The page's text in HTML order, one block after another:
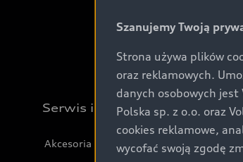
Serwis i akcesoria
Akcesoria
Szanujemy Twoją
Strona używa plików
oraz reklamowych.
danych osobowych jest
Polska sp. z o.o. oraz
cookies reklamowe,
wycofać swoją zgodę